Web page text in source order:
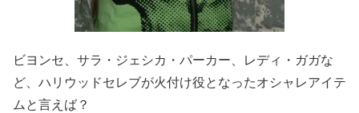
ビヨンセ、サラ・ジェシカ・パーカー、レディ・ガガな
ど、ハリウッドセレブが火付け役となったオシャレアイテ
ムと言えば？